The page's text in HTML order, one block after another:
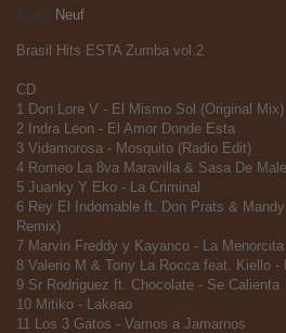
Neuf
Brasil Hits ESTA Zumba vol.2
CD
1 Don Lore V - El Mismo Sol (Original Mix)
2 Indra Leon - El Amor Donde Esta
3 Vidamorosa - Mosquito (Radio Edit)
4 Romeo La 8va Maravilla & Sasa De
5 Juanky Y Eko - La Criminal
6 Rey El Indomable ft. Don Prats &
Remix)
7 Marvin Freddy y Kayanco - La Menorcita
8 Valerio M & Tony La Rocca feat. Kiello -
9 Sr Rodriguez ft. Chocolate - Se Calienta
10 Mitiko - Lakeao
11 Los 3 Gatos - Vamos a Jamarnos